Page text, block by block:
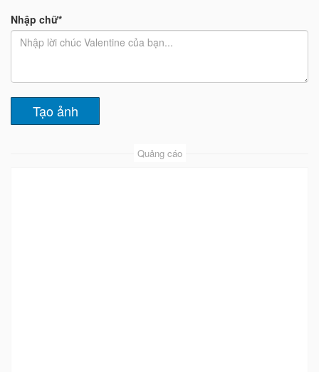
Nhập chữ*
Quảng cáo